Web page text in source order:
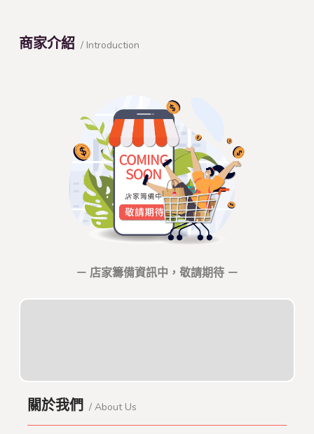
商家介紹 / Introduction
－ 店家籌備資訊中，敬請期待 －
關於我們 / About Us